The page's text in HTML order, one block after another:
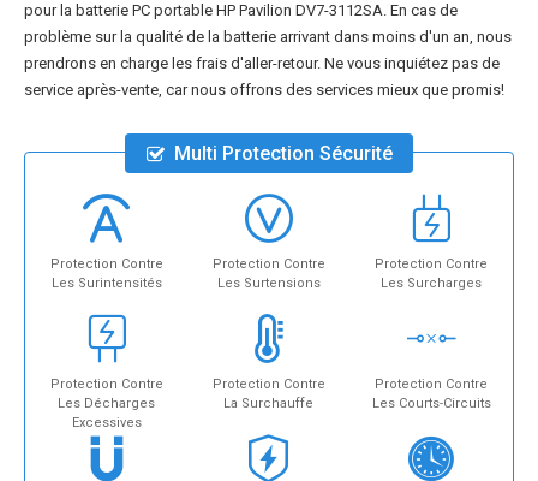
pour la batterie PC portable HP Pavilion DV7-3112SA. En cas de
problème sur la qualité de la batterie arrivant dans moins d'un an, nous
prendrons en charge les frais d'aller-retour. Ne vous inquiétez pas de
service après-vente, car nous offrons des services mieux que promis!
Multi Protection Sécurité
Protection Contre
Les Surintensités
Protection Contre
Les Surtensions
Protection Contre
Les Surcharges
Protection Contre
Les Décharges
Excessives
Protection Contre
La Surchauffe
Protection Contre
Les Courts-Circuits